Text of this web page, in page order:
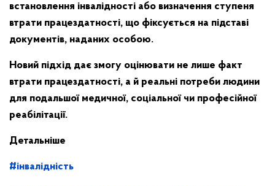
встановлення інвалідності або визначення ступеня
втрати працездатності, що фіксується на підставі
документів, наданих особою.
Новий підхід дає змогу оцінювати не лише факт
втрати працездатності, а й реальні потреби людини
для подальшої медичної, соціальної чи професійної
реабілітації.
Детальніше
#інвалідність